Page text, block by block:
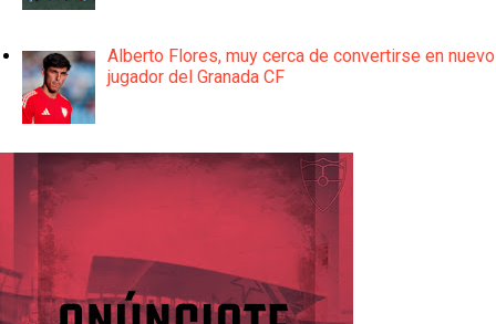
Alberto Flores, muy cerca de convertirse en nuevo
jugador del Granada CF